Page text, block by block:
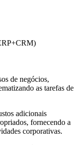
de negócios,
as tarefas de
adicionais
fornecendo a
corporativas.